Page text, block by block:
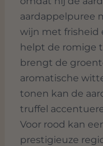
aardappelpuree
wijn met frisheid
helpt de romige
brengt de
aromatische
tonen kan de
truffel
Voor rood kan
prestigieuze